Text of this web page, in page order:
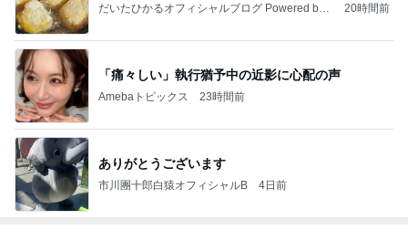
だいたひかるオフィシャルブログ Powered by
20時間前
「痛々しい」執行猶予中の近影に心配の声
Amebaトピックス 23時間前
ありがとうございます
市川團十郎白猿オフィシャルB 4日前